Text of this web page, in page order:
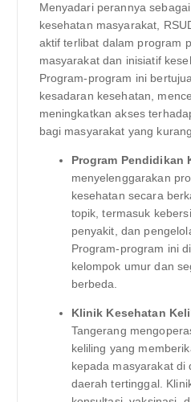
Menyadari perannya
kesehatan masyarakat,
aktif terlibat dalam program
masyarakat dan inisiatif
Program-program ini
kesadaran kesehatan,
meningkatkan akses
bagi masyarakat yang
Program Pendidikan
menyelenggarakan
kesehatan secara
topik, termasuk
penyakit, dan
Program-program ini
kelompok umur dan
berbeda.
Klinik Kesehatan
Tangerang
keliling yang
kepada masyarakat di
daerah tertinggal.